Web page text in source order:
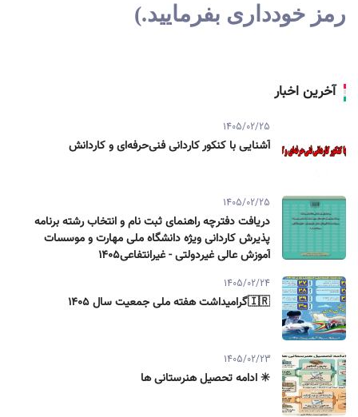
رمز خودداری بفرمایید.)
آخرین اخبار
1405/02/25
آشنایی با کنکور کاردانی فنی‌حرفه‌ای و کاردانش
1405/02/25
دریافت دفترچه راهنمای ثبت نام و انتخاب رشته برنامه
پذیرش کاردانی ویژه دانشگاه ملی مهارت و موسسات
آموزش عالی غیردولتی - غیرانتفاعی1405
1405/02/24
🇮🇷گرامیداشت هفته ملی جمعیت سال ۱۴۰۵
1405/02/23
✳️ ادامه تحصیل هنرستانی ها